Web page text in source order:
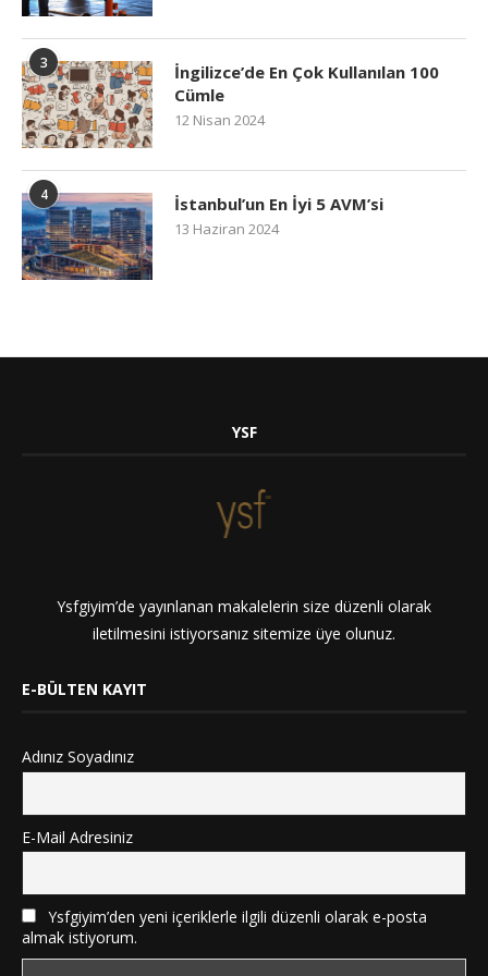
3
İngilizce’de En Çok Kullanılan 100
Cümle
12 Nisan 2024
4 İstanbul’un En İyi 5 AVM’si
13 Haziran 2024
YSF
Ysfgiyim’de yayınlanan makalelerin size düzenli olarak
iletilmesini istiyorsanız sitemize üye olunuz.
E-BÜLTEN KAYIT
Adınız Soyadınız
E-Mail Adresiniz
Ysfgiyim’den yeni içeriklerle ilgili düzenli olarak e-posta
almak istiyorum.